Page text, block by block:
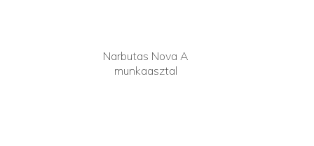
Narbutas Nova A
munkaasztal